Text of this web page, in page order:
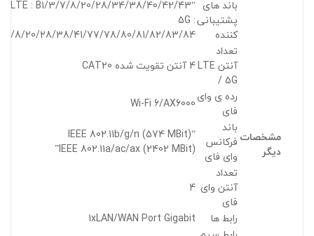
مشخصات
دیگر
باند های
پشتیبانی
کننده
“LTE : B1/3/7/8/20/28/34/38/40/42/43
5G :
8/20/28/38/41/77/78/80/81/82/83/84”
تعداد
آنتن LTE
/ 5G
4 آنتن تقویت شده CAT20
رده ی وای
فای
Wi-Fi 6/AX6000
باند
فرکانس
وای فای
“IEEE 802.11b/g/n (574 MBit)
IEEE 802.11a/ac/ax (2402 MBit)”
تعداد
آنتن وای
فای
4
رابط ها
1xLAN/WAN Port Gigabit